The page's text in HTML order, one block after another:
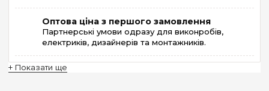
Оптова ціна з першого замовлення
Партнерські умови одразу для виконробів,
електриків, дизайнерів та монтажників.
+ Показати ще